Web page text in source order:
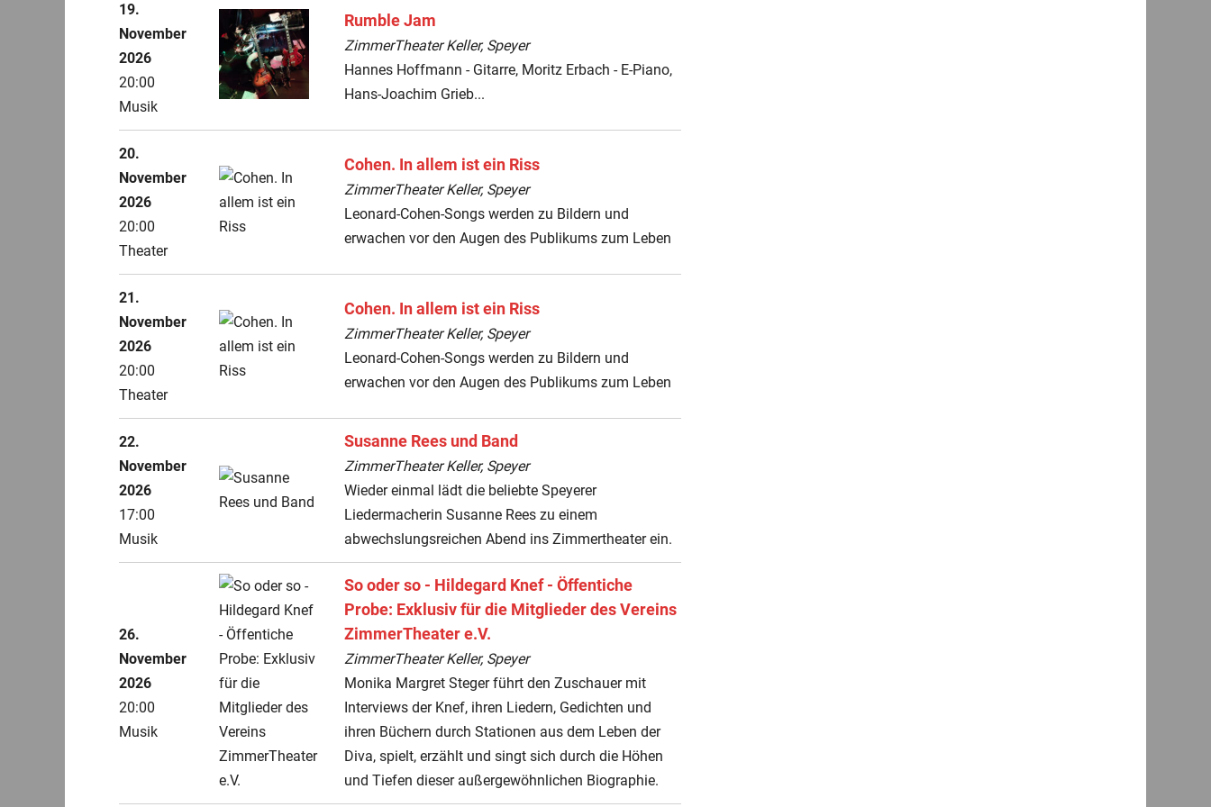
19.
November
2026
20:00
Musik
Rumble Jam
ZimmerTheater Keller, Speyer
Hannes Hoffmann - Gitarre, Moritz Erbach - E-Piano,
Hans-Joachim Grieb...
20.
November
2026
20:00
Theater
Cohen. In allem ist ein Riss
ZimmerTheater Keller, Speyer
Leonard-Cohen-Songs werden zu Bildern und
erwachen vor den Augen des Publikums zum Leben
21.
November
2026
20:00
Theater
Cohen. In allem ist ein Riss
ZimmerTheater Keller, Speyer
Leonard-Cohen-Songs werden zu Bildern und
erwachen vor den Augen des Publikums zum Leben
22.
November
2026
17:00
Musik
Susanne Rees und Band
ZimmerTheater Keller, Speyer
Wieder einmal lädt die beliebte Speyerer
Liedermacherin Susanne Rees zu einem
abwechslungsreichen Abend ins Zimmertheater ein.
26.
November
2026
20:00
Musik
So oder so - Hildegard Knef - Öffentiche
Probe: Exklusiv für die Mitglieder des Vereins
ZimmerTheater e.V.
ZimmerTheater Keller, Speyer
Monika Margret Steger führt den Zuschauer mit
Interviews der Knef, ihren Liedern, Gedichten und
ihren Büchern durch Stationen aus dem Leben der
Diva, spielt, erzählt und singt sich durch die Höhen
und Tiefen dieser außergewöhnlichen Biographie.